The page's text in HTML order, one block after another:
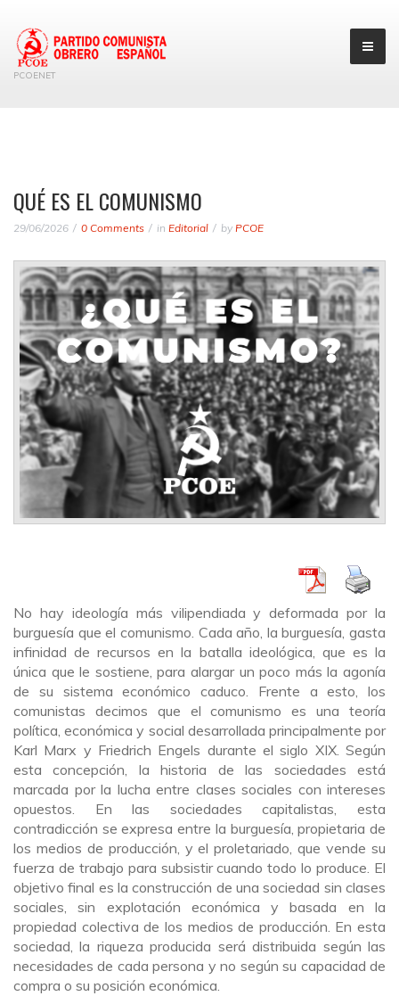
PCOENET
QUÉ ES EL COMUNISMO
29/06/2026 0 Comments in Editorial by PCOE
No hay ideología más vilipendiada y deformada por la
burguesía que el comunismo. Cada año, la burguesía, gasta
infinidad de recursos en la batalla ideológica, que es la
única que le sostiene, para alargar un poco más la agonía
de su sistema económico caduco. Frente a esto, los
comunistas decimos que el comunismo es una teoría
política, económica y social desarrollada principalmente por
Karl Marx y Friedrich Engels durante el siglo XIX. Según
esta concepción, la historia de las sociedades está
marcada por la lucha entre clases sociales con intereses
opuestos. En las sociedades capitalistas, esta
contradicción se expresa entre la burguesía, propietaria de
los medios de producción, y el proletariado, que vende su
fuerza de trabajo para subsistir cuando todo lo produce. El
objetivo final es la construcción de una sociedad sin clases
sociales, sin explotación económica y basada en la
propiedad colectiva de los medios de producción. En esta
sociedad, la riqueza producida será distribuida según las
necesidades de cada persona y no según su capacidad de
compra o su posición económica.